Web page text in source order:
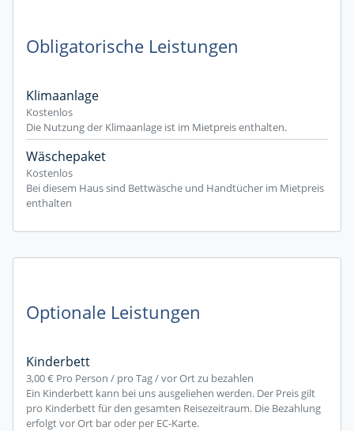
Obligatorische Leistungen
Klimaanlage
Kostenlos
Die Nutzung der Klimaanlage ist im Mietpreis enthalten.
Wäschepaket
Kostenlos
Bei diesem Haus sind Bettwäsche und Handtücher im Mietpreis
enthalten
Optionale Leistungen
Kinderbett
3,00 € Pro Person / pro Tag / vor Ort zu bezahlen
Ein Kinderbett kann bei uns ausgeliehen werden. Der Preis gilt
pro Kinderbett für den gesamten Reisezeitraum. Die Bezahlung
erfolgt vor Ort bar oder per EC-Karte.